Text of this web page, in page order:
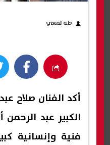
طه لمعي
أكد الفنان صلاح
الكبير عبد
فنية وإنسانية